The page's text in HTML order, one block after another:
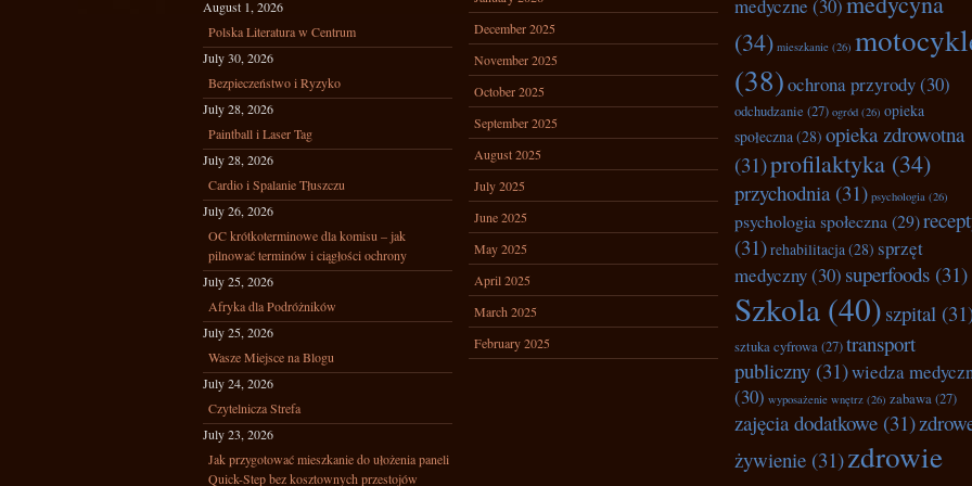
August 1, 2026
Polska Literatura w Centrum
July 30, 2026
Bezpieczeństwo i Ryzyko
July 28, 2026
Paintball i Laser Tag
July 28, 2026
Cardio i Spalanie Tłuszczu
July 26, 2026
OC krótkoterminowe dla komisu – jak
pilnować terminów i ciągłości ochrony
July 25, 2026
Afryka dla Podróżników
July 25, 2026
Wasze Miejsce na Blogu
July 24, 2026
Czytelnicza Strefa
July 23, 2026
Jak przygotować mieszkanie do ułożenia paneli
Quick-Step bez kosztownych przestojów
December 2025
November 2025
October 2025
September 2025
August 2025
July 2025
June 2025
May 2025
April 2025
March 2025
February 2025
medyczne (30)
(34) mieszkanie (26)
(38)ochrona przyrody(30)
odchudzanie (27) ogród (26) opieka
społeczna(28) opieka zdrowotna
(31)profilaktyka (34)
przychodnia(31) psychologia (26)
psychologia społeczna (29)
(31)rehabilitacja(28) sprzęt
medyczny(30) superfoods (31)
Szkola (40) szpital
sztuka cyfrowa(27)transport
publiczny (31)wiedza
(30) wyposażenie wnętrz (26) zabawa(27)
zajęcia dodatkowe (31)
żywienie (31)zdrowie